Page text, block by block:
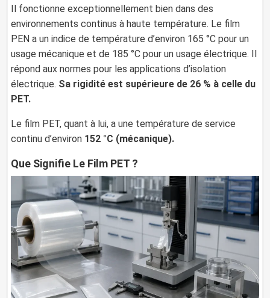
Il fonctionne exceptionnellement bien dans des
environnements continus à haute température. Le film
PEN a un indice de température d’environ 165 °C pour un
usage mécanique et de 185 °C pour un usage électrique. Il
répond aux normes pour les applications d’isolation
électrique. Sa rigidité est supérieure de 26 % à celle du
PET.
Le film PET, quant à lui, a une température de service
continu d’environ 152 °C (mécanique).
Que Signifie Le Film PET ?